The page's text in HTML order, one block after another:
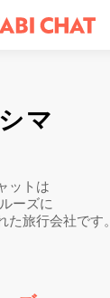
マ
ットは
ーズに
た旅行会社です。